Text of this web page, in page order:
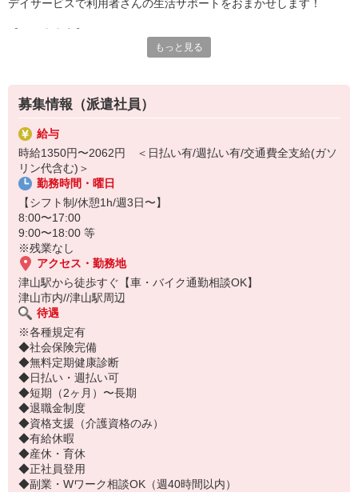
デイサービスで利用者さんの生活サポートをおまかせします！
・自宅から施設までの送迎（運転できる方）
・お話やレクリエーション など
利用者さんは比較的介護度が低めなので、介護初心者・ブランクの
ある方にも人気です♪
未経験の方も大歓迎です◎
20代・30代・40代・50代幅広く活躍中！
日払い・週払いも対応可能☆
利用希望される方はお気軽にご相談ください。
もっと見る
募集情報（派遣社員）
給与
時給1350円〜2062円 ＜日払い有/週払い有/交通費全支給(ガソ
リン代含む)＞
勤務時間・曜日
【シフト制/休憩1h/週3日〜】
8:00〜17:00
9:00〜18:00 等
※残業なし
アクセス・勤務地
津山駅から徒歩すぐ【車・バイク通勤相談OK】
津山市内//津山駅周辺
待遇
※各種規定有
◆社会保険完備
◆無料定期健康診断
◆日払い・週払い可
◆短期（2ヶ月）〜長期
◆退職金制度
◆資格支援（介護資格のみ）
◆有給休暇
◆産休・育休
◆正社員登用
◆副業・Wワーク相談OK（週40時間以内）